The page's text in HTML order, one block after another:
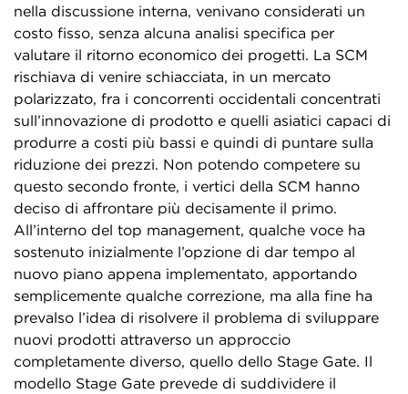
nella discussione interna, venivano considerati un
costo fisso, senza alcuna analisi specifica per
valutare il ritorno economico dei progetti. La SCM
rischiava di venire schiacciata, in un mercato
polarizzato, fra i concorrenti occidentali concentrati
sull’innovazione di prodotto e quelli asiatici capaci di
produrre a costi più bassi e quindi di puntare sulla
riduzione dei prezzi. Non potendo competere su
questo secondo fronte, i vertici della SCM hanno
deciso di affrontare più decisamente il primo.
All’interno del top management, qualche voce ha
sostenuto inizialmente l’opzione di dar tempo al
nuovo piano appena implementato, apportando
semplicemente qualche correzione, ma alla fine ha
prevalso l’idea di risolvere il problema di sviluppare
nuovi prodotti attraverso un approccio
completamente diverso, quello dello Stage Gate. Il
modello Stage Gate prevede di suddividere il